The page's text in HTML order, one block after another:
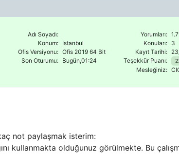
Adı Soyadı:
Konum: İstanbul
Ofis Versiyonu: Ofis 2019 64 Bit
Son Oturumu: Bugün,01:24
Yorumları:
Konuları: 3
Kayıt Tarihi:
Teşekkür Puanı:
Mesleğiniz:
not paylaşmak isterim:
kullanmakta olduğunuz görülmekte. Bu